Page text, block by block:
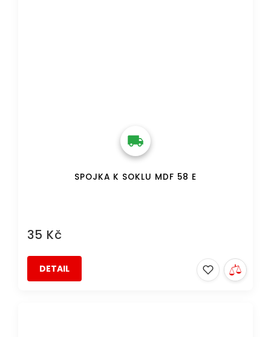
SPOJKA K SOKLU MDF 58 E
35 Kč
DETAIL